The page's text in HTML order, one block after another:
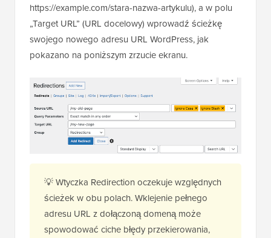
https://example.com/stara-nazwa-artykulu), a w polu
„Target URL” (URL docelowy) wprowadź ścieżkę
swojego nowego adresu URL WordPress, jak
pokazano na poniższym zrzucie ekranu.
💡 Wtyczka Redirection oczekuje względnych
ścieżek w obu polach. Wklejenie pełnego
adresu URL z dołączoną domeną może
spowodować ciche błędy przekierowania,